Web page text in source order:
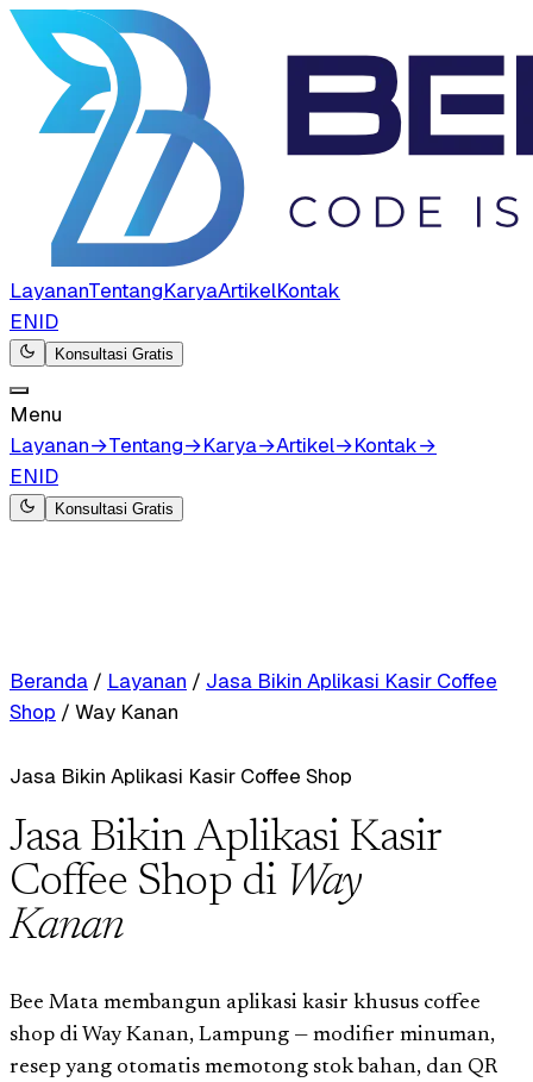
LayananTentangKaryaArtikelKontak
ENID
Konsultasi Gratis
Menu
Layanan→Tentang→Karya→Artikel→Kontak→
ENID
Konsultasi Gratis
Beranda / Layanan / Jasa Bikin Aplikasi Kasir Coffee
Shop / Way Kanan
Jasa Bikin Aplikasi Kasir Coffee Shop
Jasa Bikin Aplikasi Kasir
Coffee Shop di Way
Kanan
Bee Mata membangun aplikasi kasir khusus coffee
shop di Way Kanan, Lampung — modifier minuman,
resep yang otomatis memotong stok bahan, dan QR